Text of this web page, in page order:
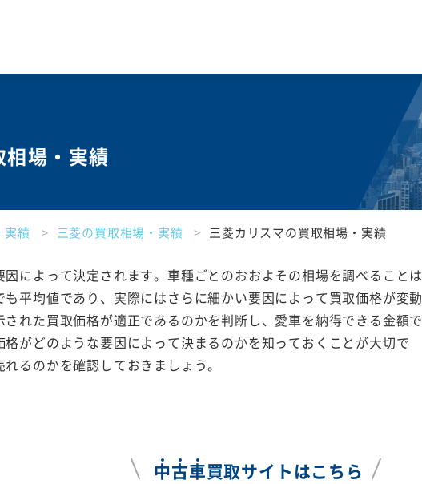
場・実績
実績 三菱の買取相場・実績 三菱カリスマの買取相場・実績
によって決定されます。車種ごとのおおよその相場を調べることは
平均値であり、実際にはさらに細かい要因によって買取価格が変動
れた買取価格が適正であるのかを判断し、愛車を納得できる金額で
がどのような要因によって決まるのかを知っておくことが大切で
るのかを確認しておきましょう。
中古車買取サイトはこちら